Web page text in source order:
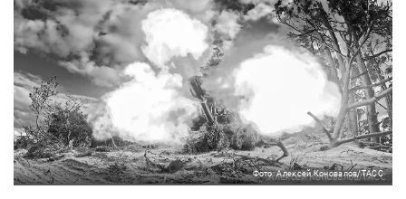
Фото: Алексей Коновалов/ТАСС